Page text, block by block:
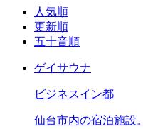
人気順
更新順
五十音順
ゲイサウナ
ビジネスイン都
仙台市内の宿泊施設